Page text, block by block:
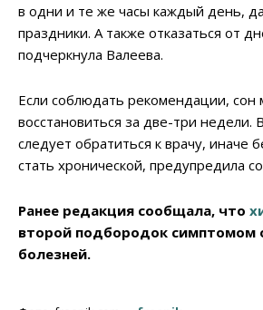
в одни и те же часы каждый день,
праздники. А также отказаться от
подчеркнула Валеева.
Если соблюдать рекомендации, сон
восстановиться за две-три недели.
следует обратиться к врачу, иначе
стать хронической, предупредила
Ранее редакция сообщала, что
второй подбородок симптомом
болезней.